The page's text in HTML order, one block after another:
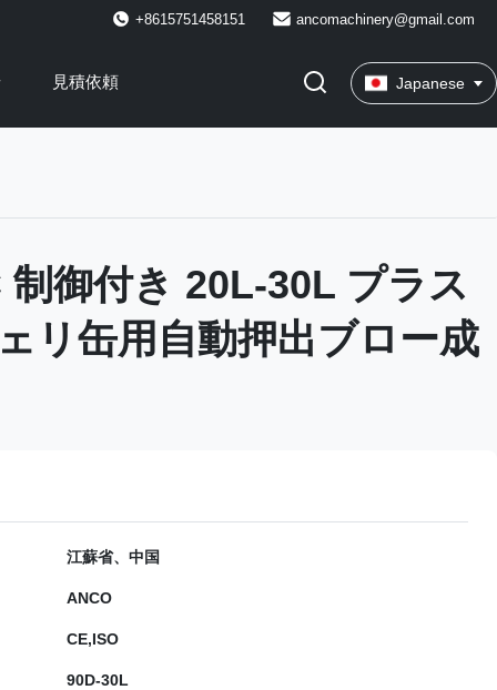
+8615751458151 ancomachinery@gmail.com
見積依頼 Japanese
制御付き 20L-30L プラス
リ缶用自動押出ブロー成
江蘇省、中国
ANCO
CE,ISO
90D-30L